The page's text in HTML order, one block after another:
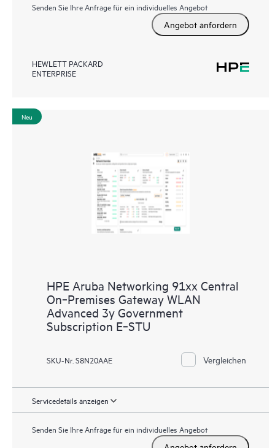
Senden Sie Ihre Anfrage für ein individuelles Angebot
Angebot anfordern
HEWLETT PACKARD
ENTERPRISE
Neu
HPE Aruba Networking 91xx Central
On‑Premises Gateway WLAN
Advanced 3y Government
Subscription E‑STU
SKU-Nr. S8N20AAE Vergleichen
Servicedetails anzeigen
Senden Sie Ihre Anfrage für ein individuelles Angebot